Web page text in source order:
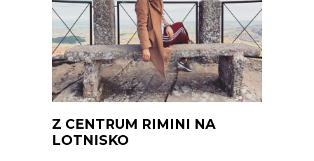
Z CENTRUM RIMINI NA
LOTNISKO